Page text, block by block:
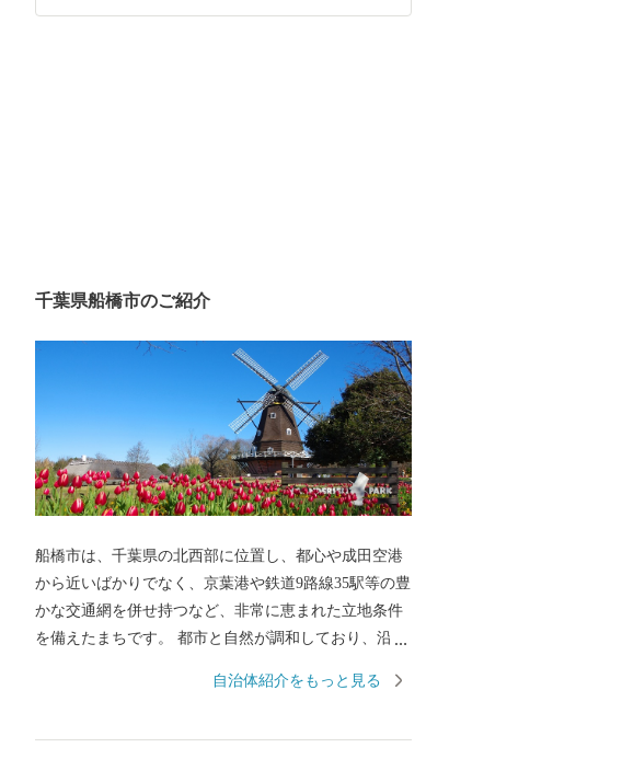
千葉県船橋市のご紹介
船橋市は、千葉県の北西部に位置し、都心や成田空港
から近いばかりでなく、京葉港や鉄道9路線35駅等の豊
かな交通網を併せ持つなど、非常に恵まれた立地条件
を備えたまちです。 都市と自然が調和しており、沿岸
商業地、住宅地、農地が広がり、バランスのとれた産
自治体紹介をもっと見る